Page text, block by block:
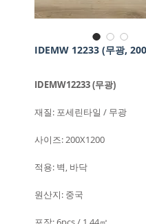
IDEMW 12233 (무광,
IDEMW12233 (무광)
재질: 포세린타일 / 무광
사이즈: 200X1200
적용: 벽, 바닥
원산지: 중국